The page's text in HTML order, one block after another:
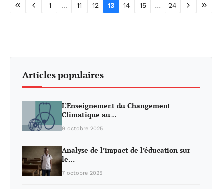
1 ... 11 12 13 14 15 ... 24
Articles populaires
L’Enseignement du Changement
Climatique au…
9 octobre 2025
Analyse de l’impact de l’éducation sur
le…
7 octobre 2025